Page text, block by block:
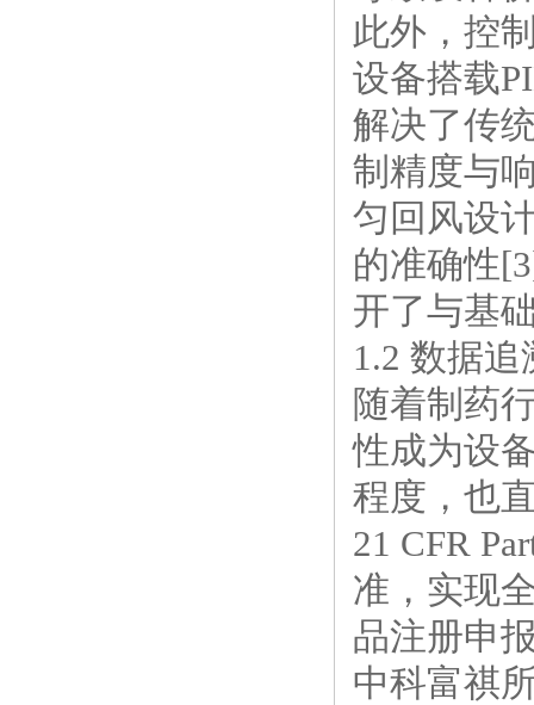
此外，控
设备搭载
解决了传
制精度与
匀回风设
的准确性
开了与基
1.2 数据
随着制药
性成为设
程度，也
21 CFR
准，实现
品注册申
中科富祺